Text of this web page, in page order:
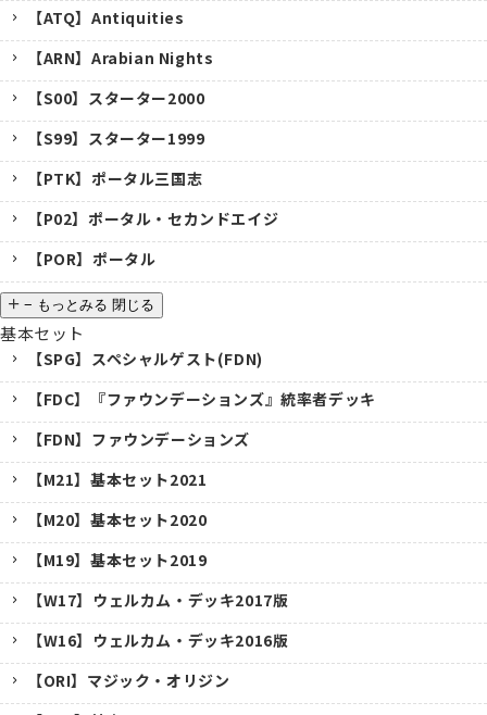
【ATQ】Antiquities
【ARN】Arabian Nights
【S00】スターター2000
【S99】スターター1999
【PTK】ポータル三国志
【P02】ポータル・セカンドエイジ
【POR】ポータル
− もっとみる 閉じる
基本セット
【SPG】スペシャルゲスト(FDN)
【FDC】『ファウンデーションズ』統率者デッキ
【FDN】ファウンデーションズ
【M21】基本セット2021
【M20】基本セット2020
【M19】基本セット2019
【W17】ウェルカム・デッキ2017版
【W16】ウェルカム・デッキ2016版
【ORI】マジック・オリジン